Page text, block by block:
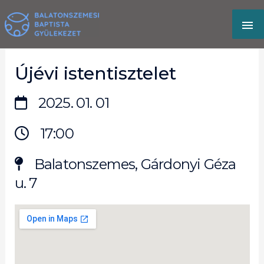
to
content
Újévi istentisztelet
2025. 01. 01
17:00
Balatonszemes, Gárdonyi Géza
u. 7